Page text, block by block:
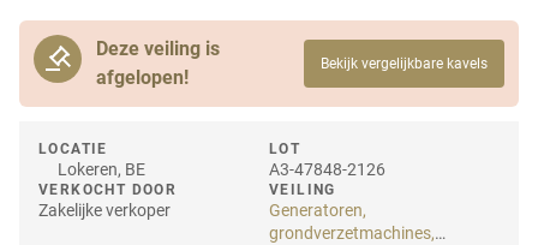
Deze veiling is
afgelopen!
Bekijk vergelijkbare kavels
LOCATIE
Lokeren, BE
VERKOCHT DOOR
Zakelijke verkoper
LOT
A3-47848-2126
VEILING
Generatoren,
grondverzetmachines,